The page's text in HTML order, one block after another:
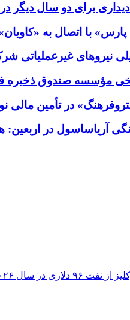
برای دو سال دیگر
با اتصال به «کاویان»؛ گامی
غیرعملیاتی شرکت‌های مستقر در منطقه
مؤسسه صندوق ذخیره
در تأمین
آریاساسول در
تنگه هرمز عامل اصلی نوسانات قیمت